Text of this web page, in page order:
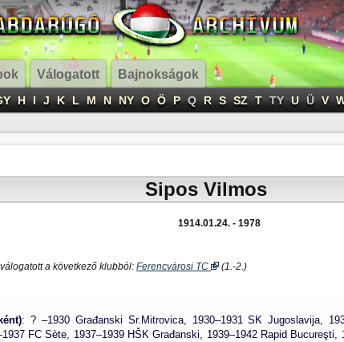
Válogatott Bajnokságok
H I J K L M N NY O Ö P Q R S SZ T TY U Ü V
Sipos Vilmos
1914.01.24. - 1978
a következő klubból: Ferencvárosi TC (1.-2.)
: ? –1930 Građanski Sr.Mitrovica, 1930–1931 SK Jugoslavija,
FC Sète, 1937–1939 HŠK Građanski, 1939–1942 Rapid Bucureşti,